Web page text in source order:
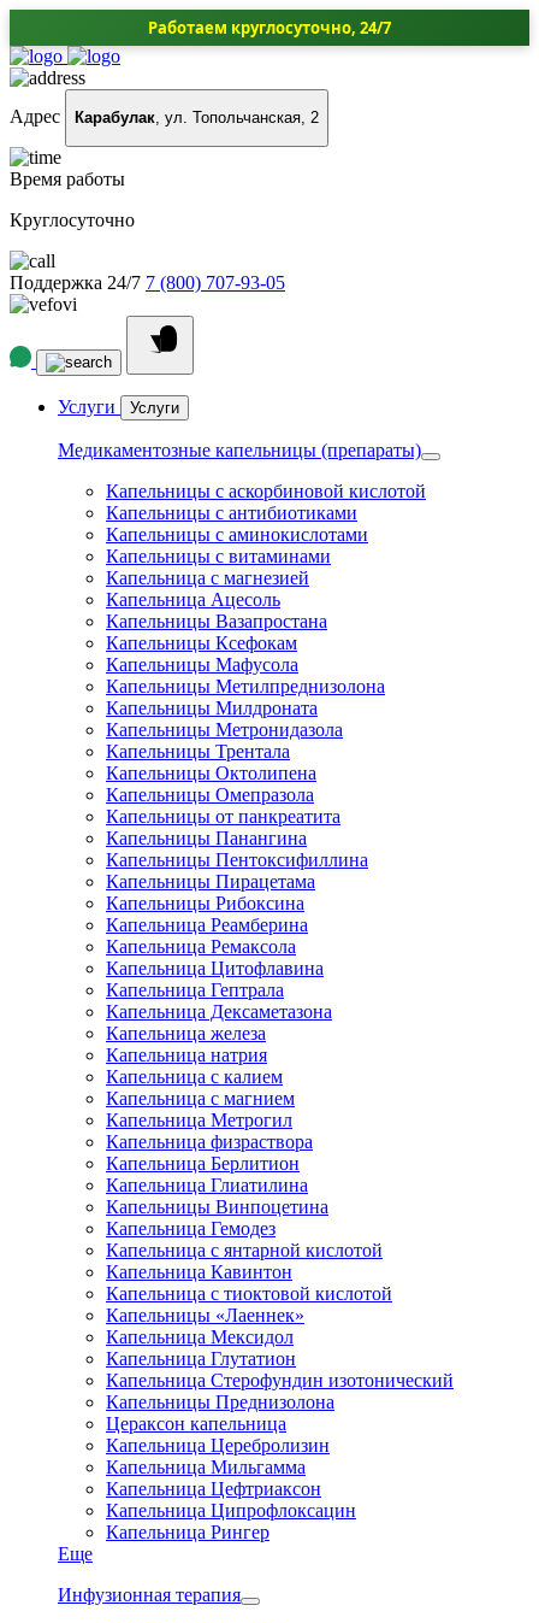
Работаем круглосуточно, 24/7
Адрес Карабулак, ул. Топольчанская, 2
Время работы
Круглосуточно
Поддержка 24/7 7 (800) 707-93-05
Услуги Услуги
Медикаментозные капельницы (препараты)
Капельницы с аскорбиновой кислотой
Капельницы с антибиотиками
Капельницы с аминокислотами
Капельницы с витаминами
Капельница с магнезией
Капельница Ацесоль
Капельницы Вазапростана
Капельницы Ксефокам
Капельницы Мафусола
Капельницы Метилпреднизолона
Капельницы Милдроната
Капельницы Метронидазола
Капельницы Трентала
Капельницы Октолипена
Капельницы Омепразола
Капельницы от панкреатита
Капельницы Панангина
Капельницы Пентоксифиллина
Капельницы Пирацетама
Капельницы Рибоксина
Капельница Реамберина
Капельница Ремаксола
Капельница Цитофлавина
Капельница Гептрала
Капельница Дексаметазона
Капельница железа
Капельница натрия
Капельница с калием
Капельница с магнием
Капельница Метрогил
Капельница физраствора
Капельница Берлитион
Капельница Глиатилина
Капельницы Винпоцетина
Капельница Гемодез
Капельница с янтарной кислотой
Капельница Кавинтон
Капельница с тиоктовой кислотой
Капельницы «Лаеннек»
Капельница Мексидол
Капельница Глутатион
Капельница Стерофундин изотонический
Капельницы Преднизолона
Цераксон капельница
Капельница Церебролизин
Капельница Мильгамма
Капельница Цефтриаксон
Капельница Ципрофлоксацин
Капельница Рингер
Еще
Инфузионная терапия